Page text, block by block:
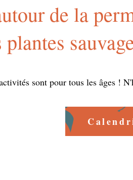
de la
plantes
sont pour tous les âges !